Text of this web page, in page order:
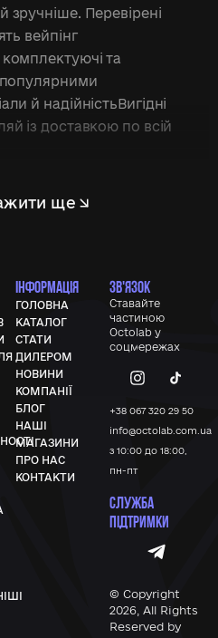
Перевірені
вейпінг
та
популярними
й надійністьВигідні
із доставкою по всій
ще
ІНФОРМАЦІЯ
ГОЛОВНА
КАТАЛОГ
СТАТИ
ДИЛЕРОМ
НОВИНИ
КОМПАНІЇ
БЛОГ
НАШІ
МАГАЗИНИ
ПРО НАС
КОНТАКТИ
ЗВ'ЯЗОК
Ставайте
частиною
Octolab у
соцмережах
+38 067 320 29 50
info@octolab.com.ua
з 10:00 до 18:00,
пн-пт
СЛУЖБА
ПІДТРИМКИ
© Copyright
2026, All Rights
Reserved by